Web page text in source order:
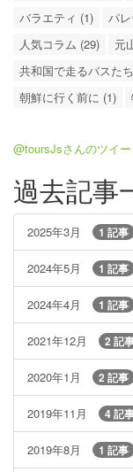
バラエティ (1)
パ
人気コラム (29)
元
共和国で走るバスた
朝鮮に行く前に (1)
@toursJsさんのツイー
過去記事
2025年3月 1 記事
2024年5月 1 記事
2024年4月 1 記事
2021年12月 2 記
2020年1月 2 記事
2019年11月 4 記
2019年8月 1 記事